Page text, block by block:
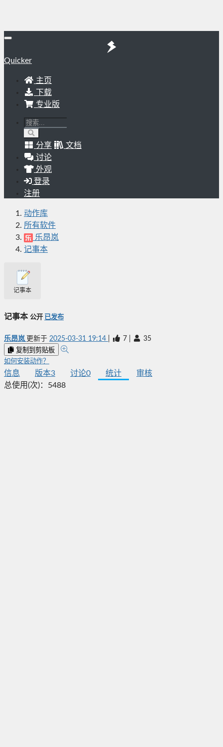
Quicker
主页
下载
专业版
分享
文档
讨论
外观
登录
注册
动作库
所有软件
乐昂岚
记事本
记事本
记事本 公开 已发布
乐昂岚 更新于 2025-03-31 19:14 7 35
复制到剪贴板
如何安装动作？
信息 版本3 讨论0 统计
审核
总使用(次)： 5488